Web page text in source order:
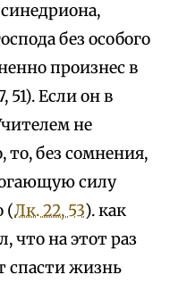
без особого
произнес в
51). Если он в
не
без сомнения,
силу
(Лк. 22, 53). как
что на этот раз
спасти жизнь